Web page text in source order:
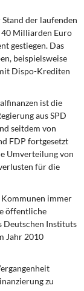
der laufenden
40 Milliarden Euro
gestiegen. Das
beispielsweise
Dispo-Krediten
ist die
aus SPD
seitdem von
FDP fortgesetzt
Umverteilung von
für die
Kommunen immer
öffentliche
Deutschen Instituts
Jahr 2010
zu